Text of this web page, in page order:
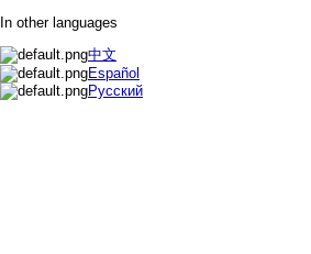
In other languages
中文
Español
Русский